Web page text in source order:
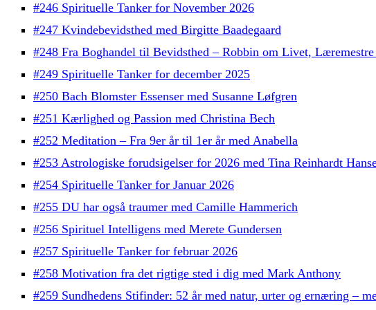
#246 Spirituelle Tanker for November 2026
#247 Kvindebevidsthed med Birgitte Baadegaard
#248 Fra Boghandel til Bevidsthed – Robbin om Livet,
#249 Spirituelle Tanker for december 2025
#250 Bach Blomster Essenser med Susanne Løfgren
#251 Kærlighed og Passion med Christina Bech
#252 Meditation – Fra 9er år til 1er år med Anabella
#253 Astrologiske forudsigelser for 2026 med Tina Reinhardt
#254 Spirituelle Tanker for Januar 2026
#255 DU har også traumer med Camille Hammerich
#256 Spirituel Intelligens med Merete Gundersen
#257 Spirituelle Tanker for februar 2026
#258 Motivation fra det rigtige sted i dig med Mark Anthony
#259 Sundhedens Stifinder: 52 år med natur, urter og ernæring –